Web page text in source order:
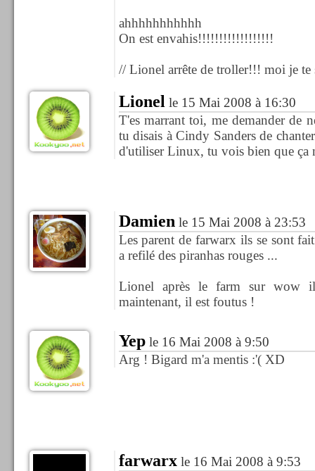
ahhhhhhhhhhh
On est envahis!!!!!!!!!!!!!!!!!!
// Lionel arrête de troller!!! moi je te
Lionel le 15 Mai 2008 à 16:30
T'es marrant toi, me demander de
tu disais à Cindy Sanders de
d'utiliser Linux, tu vois bien que ça
Damien le 15 Mai 2008 à 23:53
Les parent de farwarx ils se sont
a refilé des piranhas rouges ...
Lionel après le farm sur wow
maintenant, il est foutus !
Yeple 16 Mai 2008 à 9:50
Arg ! Bigard m'a mentis :'( XD
farwarxle 16 Mai 2008 à 9:53